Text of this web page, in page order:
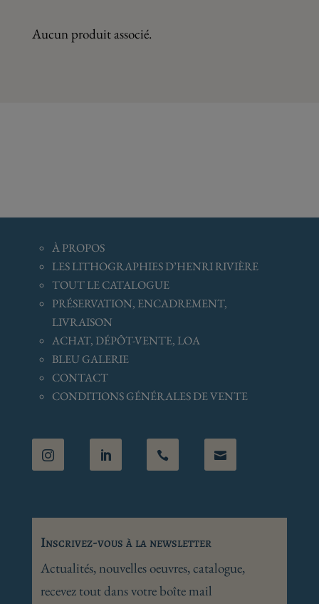
Aucun produit associé.
ÀPROPOS
LES LITHOGRAPHIES D’HENRI RIVIÈRE
TOUT LE CATALOGUE
PRÉSERVATION, ENCADREMENT,
LIVRAISON
ACHAT, DÉPÔT-VENTE, LOA
BLEU GALERIE
CONTACT
CONDITIONS GÉNÉRALESDE VENTE
   
Inscrivez-vous à la newsletter
Actualités, nouvelles oeuvres, catalogue,
recevez tout dans votre boîte mail